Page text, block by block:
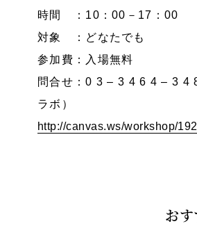
時間 ：10：00－17：00
対象 ：どなたでも
参加費：入場無料
問合せ：0 3 – 3 4 6 4 – 3 4
ラボ）
http://canvas.ws/workshop/
お